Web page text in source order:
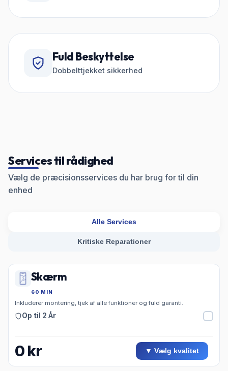
Fuld Beskyttelse
Dobbelttjekket sikkerhed
Services til rådighed
Vælg de præcisionsservices du har brug for til din
enhed
Alle Services
Kritiske Reparationer
Skærm
60 MIN
Inkluderer montering, tjek af alle funktioner og fuld garanti.
Op til 2 År
0 kr ▼ Vælg kvalitet